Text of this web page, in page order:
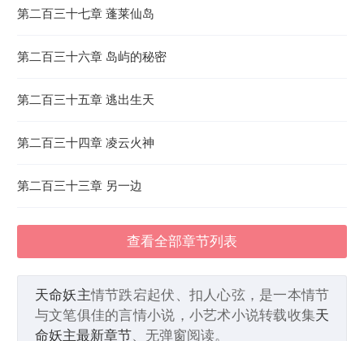
第二百三十七章 蓬莱仙岛
第二百三十六章 岛屿的秘密
第二百三十五章 逃出生天
第二百三十四章 凌云火神
第二百三十三章 另一边
查看全部章节列表
天命妖主情节跌宕起伏、扣人心弦，是一本情节
与文笔俱佳的言情小说，小艺术小说转载收集天
命妖主最新章节、无弹窗阅读。